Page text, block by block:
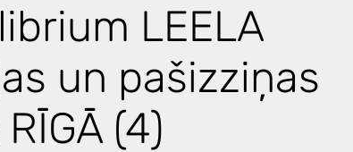
LEELA
un pašizziņas
(4)